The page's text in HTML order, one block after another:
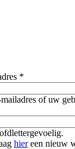
*
of uw
hiereen nieuw